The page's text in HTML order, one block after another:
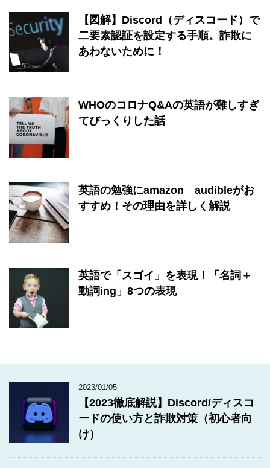
【図解】Discord（ディスコード）で
二要素認証を設定する手順。詐欺に
あわないために！
WHOのコロナQ&Aの英語が難しすぎ
てびっくりした話
英語の勉強にamazon audibleがお
すすめ！その理由を詳しく解説
英語で「スゴイ」を表現！「名詞＋
動詞ing」8つの表現
2023/01/05
【2023徹底解説】Discord/ディスコ
ードの使い方と詐欺対策（初心者向
け）